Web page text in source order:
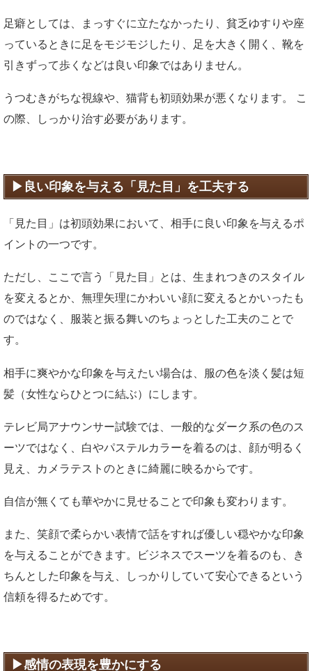
足癖としては、まっすぐに立たなかったり、貧乏ゆすりや座
っているときに足をモジモジしたり、足を大きく開く、靴を
引きずって歩くなどは良い印象ではありません。
うつむきがちな視線や、猫背も初頭効果が悪くなります。 こ
の際、しっかり治す必要があります。
良い印象を与える「見た目」を工夫する
「見た目」は初頭効果において、相手に良い印象を与えるポ
イントの一つです。
ただし、ここで言う「見た目」とは、生まれつきのスタイル
を変えるとか、無理矢理にかわいい顔に変えるとかいったも
のではなく、服装と振る舞いのちょっとした工夫のことで
す。
相手に爽やかな印象を与えたい場合は、服の色を淡く髪は短
髪（女性ならひとつに結ぶ）にします。
テレビ局アナウンサー試験では、一般的なダーク系の色のス
ーツではなく、白やパステルカラーを着るのは、顔が明るく
見え、カメラテストのときに綺麗に映るからです。
自信が無くても華やかに見せることで印象も変わります。
また、笑顔で柔らかい表情で話をすれば優しい穏やかな印象
を与えることができます。ビジネスでスーツを着るのも、き
ちんとした印象を与え、しっかりしていて安心できるという
信頼を得るためです。
感情の表現を豊かにする